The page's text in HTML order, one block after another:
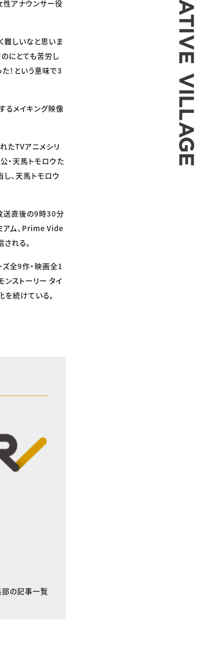
性アナウンサー役
難しいなと思いま
にとても苦労し
！という意味で3
るメイキング映像
たTVアニメシリ
・天馬トモロウた
、天馬トモロウ
送直後の9時30分
アム、Prime Vide
れる。
全9作・映画全1
ストーリー タイ
続けている。
の記事一覧